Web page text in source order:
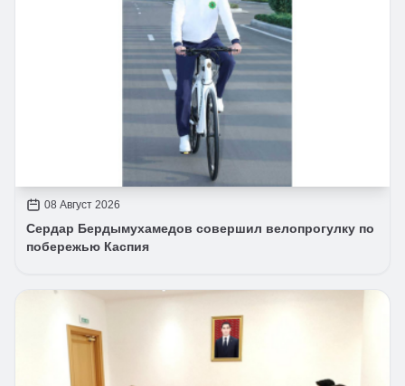
08 Август 2026
Сердар Бердымухамедов совершил велопрогулку по
побережью Каспия